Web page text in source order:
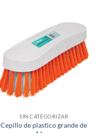
SIN CATEGORIZAR
Cepillo de plastico grande de